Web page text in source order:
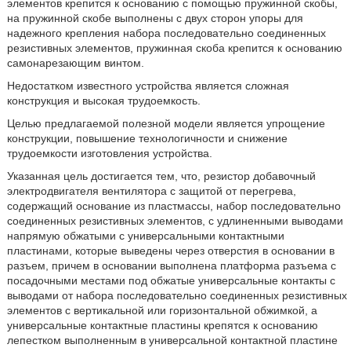
элементов крепится к основанию с помощью пружинной скобы,
на пружинной скобе выполнены с двух сторон упоры для
надежного крепления набора последовательно соединенных
резистивных элементов, пружинная скоба крепится к основанию
самонарезающим винтом.
Недостатком известного устройства является сложная
конструкция и высокая трудоемкость.
Целью предлагаемой полезной модели является упрощение
конструкции, повышение технологичности и снижение
трудоемкости изготовления устройства.
Указанная цель достигается тем, что, резистор добавочный
электродвигателя вентилятора с защитой от перегрева,
содержащий основание из пластмассы, набор последовательно
соединенных резистивных элементов, с удлиненными выводами
напрямую обжатыми с универсальными контактными
пластинами, которые выведены через отверстия в основании в
разъем, причем в основании выполнена платформа разъема с
посадочными местами под обжатые универсальные контакты с
выводами от набора последовательно соединенных резистивных
элементов с вертикальной или горизонтальной обжимкой, а
универсальные контактные пластины крепятся к основанию
лепестком выполненным в универсальной контактной пластине